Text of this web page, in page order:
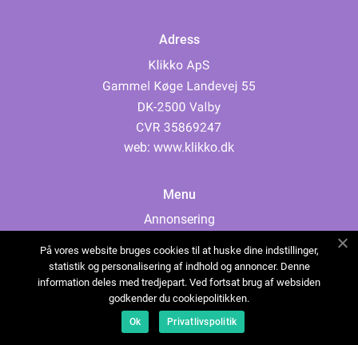
Adress
web: www.klikko.dk
Menu
Annonsering
Cookies
Kontakta oss
Sitemap
På vores website bruges cookies til at huske dine indstillinger,
statistik og personalisering af indhold og annoncer. Denne
information deles med tredjepart. Ved fortsat brug af websiden
godkender du cookiepolitikken.
Ok Privatlivspolitik